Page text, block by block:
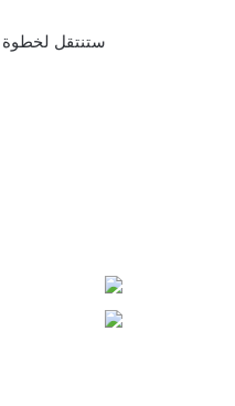
ستنتقل لخطوة